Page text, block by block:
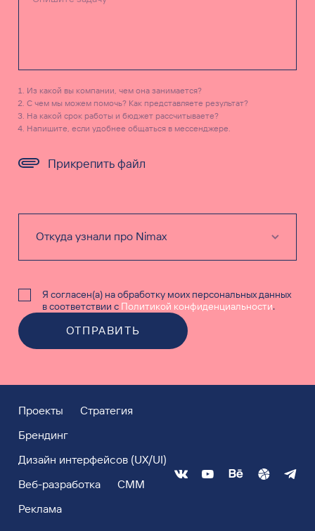
Прикрепить файл
Из какой вы компании, чем она занимается?
С чем мы можем помочь? Как представляете результат?
На какой срок работы и бюджет рассчитываете?
Напишите, если удобнее общаться в мессенджере.
Я согласен(а) на обработку моих персональных данных
в соответствии с Политикой конфиденциальности.
ОТПРАВИТЬ
Проекты
Стратегия
Брендинг
Дизайн интерфейсов (UX/UI)
Веб-разработка
СММ
Реклама